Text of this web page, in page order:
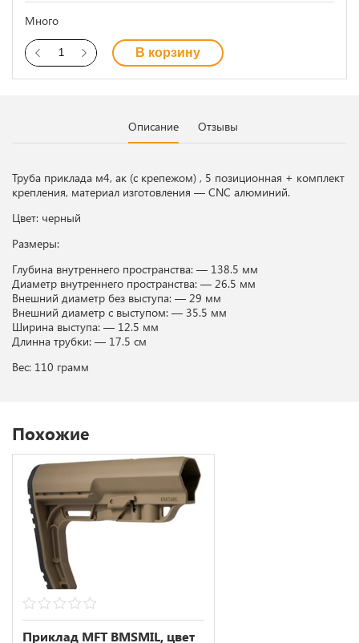
Много
В корзину
Описание Отзывы
Труба приклада м4, ак (с крепежом) , 5 позиционная + комплект
крепления, материал изготовления — CNC алюминий.
Цвет: черный
Размеры:
Глубина внутреннего пространства: — 138.5 мм
Диаметр внутреннего пространства: — 26.5 мм
Внешний диаметр без выступа: — 29 мм
Внешний диаметр с выступом: — 35.5 мм
Ширина выступа: — 12.5 мм
Длинна трубки: — 17.5 см
Вес: 110 грамм
Похожие
0
out
Приклад MFT BMSMIL, цвет